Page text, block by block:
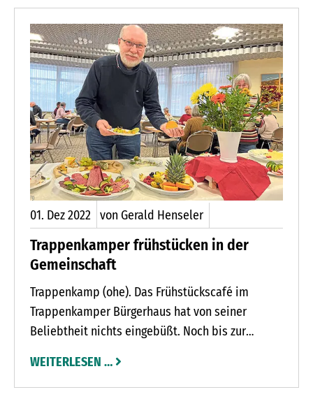
erweitert. Dieses Jahr sind weitere drei Sterne
dazugekommen. „Hervorzuheben ist der mit 1,40
Meter Durchmesser große Stern, der an der in der
Mitte des Dorfplatzes gelegenen Eiche dieses
Jahr neu platziert wurde“, sagt Sven Pagel.
01. Dez2022 von Gerald Henseler
Trappenkamper frühstücken in der
Gemeinschaft
Trappenkamp (ohe). Das Frühstückscafé im
Trappenkamper Bürgerhaus hat von seiner
Beliebtheit nichts eingebüßt. Noch bis zur
Deutschen Roten Kreuzes (DRK) das Frühstück im
Saal des Bürgerhauses. Nachdem sich der
WEITERLESEN …